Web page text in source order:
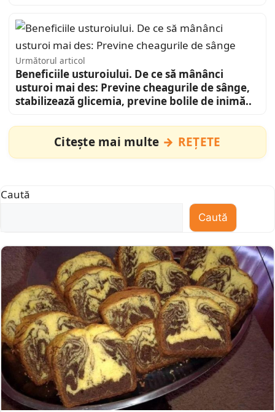
Următorul articol
Beneficiile usturoiului. De ce să mânânci
usturoi mai des: Previne cheagurile de sânge,
stabilizează glicemia, previne bolile de inimă..
Citește mai multe REȚETE
Caută
Caută